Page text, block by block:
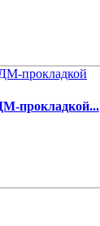
прокладкой...